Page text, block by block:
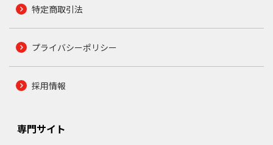
特定商取引法
プライバシーポリシー
採用情報
専門サイト